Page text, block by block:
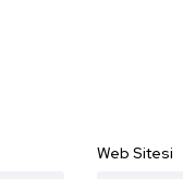
Web Sitesi